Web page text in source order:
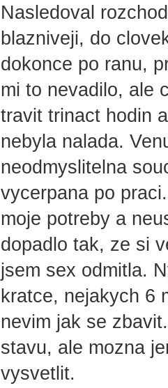
Nasledoval
blazniveji, do
dokonce po ranu,
mi to nevadilo, ale
travit trinact hodin
nebyla nalada.
neodmyslitelna
vycerpana po
moje potreby a
dopadlo tak, ze si
jsem sex odmitla.
kratce, nejakych 6
nevim jak se
stavu, ale mozna
vysvetlit.